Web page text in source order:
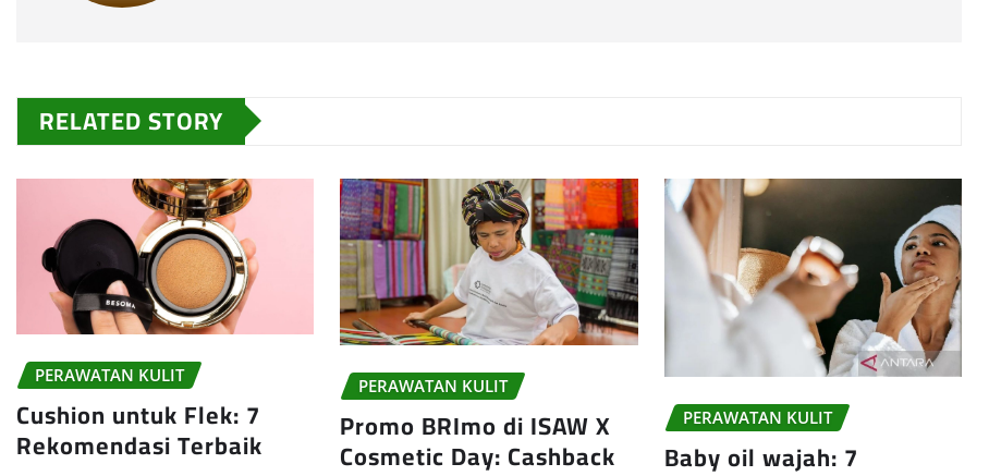
RELATED STORY
PERAWATAN KULIT
Cushion untuk Flek: 7
Rekomendasi Terbaik
PERAWATAN KULIT
Promo BRImo di ISAW X
Cosmetic Day: Cashback
PERAWATAN KULIT
Baby oil wajah: 7